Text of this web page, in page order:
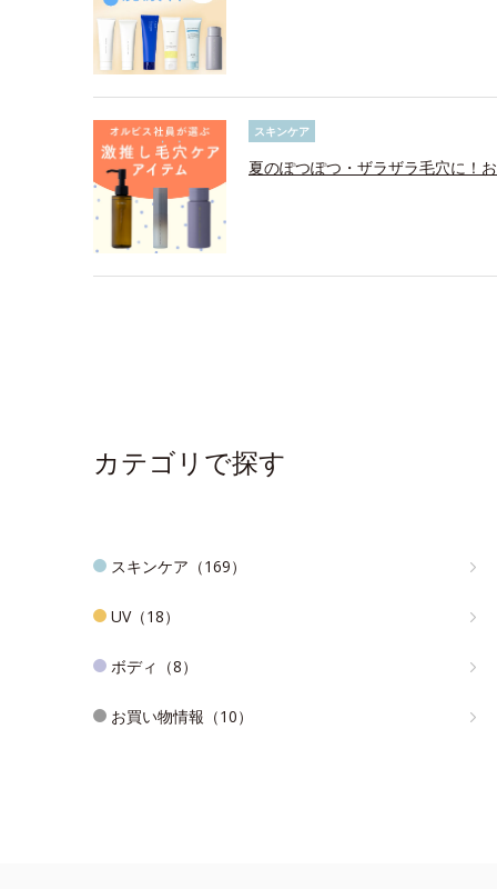
スキンケア
夏のぽつぽつ・ザラザラ毛穴に！
カテゴリで探す
スキンケア（169）
UV（18）
ボディ（8）
お買い物情報（10）